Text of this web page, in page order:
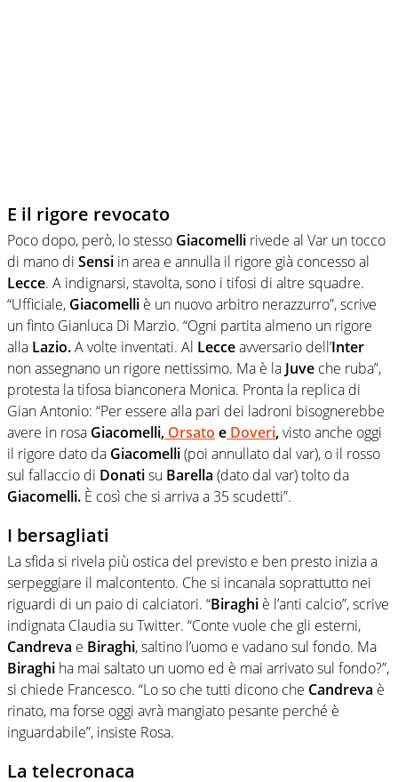
E il rigore revocato
Poco dopo, però, lo stesso Giacomelli rivede al Var un tocco
di mano di Sensi in area e annulla il rigore già concesso al
Lecce. A indignarsi, stavolta, sono i tifosi di altre squadre.
“Ufficiale, Giacomelli è un nuovo arbitro nerazzurro”, scrive
un finto Gianluca Di Marzio. “Ogni partita almeno un rigore
alla Lazio.A volte inventati. Al Lecceavversario dell’Inter
non assegnano un rigore nettissimo. Ma è la Juve che ruba”,
protesta la tifosa bianconera Monica. Pronta la replica di
Gian Antonio: “Per essere alla pari dei ladroni bisognerebbe
avere in rosa Giacomelli, Orsato e Doveri,visto anche oggi
il rigore dato da Giacomelli(poi annullato dal var), o il rosso
sul fallaccio di Donatisu Barella (dato dal var) tolto da
Giacomelli. È così che si arriva a 35 scudetti”.
I bersagliati
La sfida si rivela più ostica del previsto e ben presto inizia a
serpeggiare il malcontento. Che si incanala soprattutto nei
riguardi di un paio di calciatori. “Biraghi è l’anti calcio”, scrive
indignata Claudia su Twitter. “Conte vuole che gli esterni,
Candreva e Biraghi, saltino l’uomo e vadano sul fondo. Ma
Biraghi ha mai saltato un uomo ed è mai arrivato sul fondo?”,
si chiede Francesco. “Lo so che tutti dicono che Candreva è
rinato, ma forse oggi avrà mangiato pesante perché è
inguardabile”, insiste Rosa.
La telecronaca